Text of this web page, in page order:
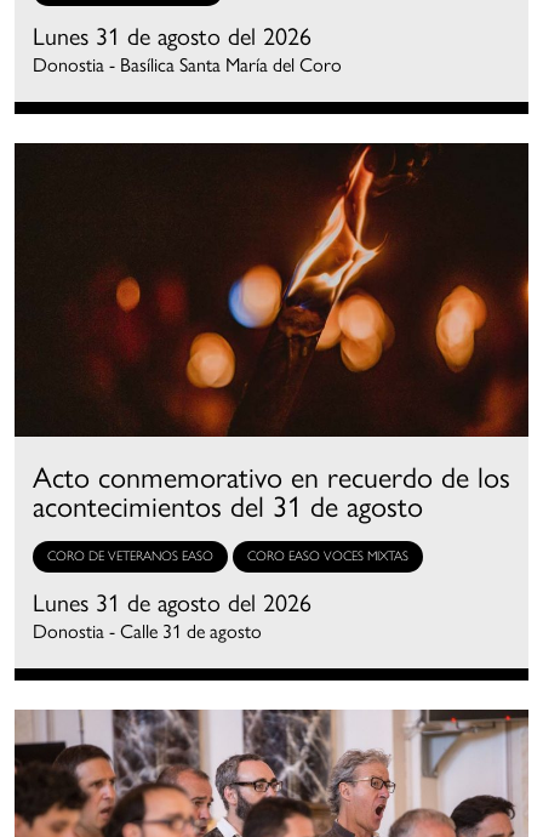
Lunes 31 de agosto del 2026
Donostia - Basílica Santa María del Coro
Acto conmemorativo en recuerdo de los
acontecimientos del 31 de agosto
CORO DE VETERANOS EASO CORO EASO VOCES MIXTAS
Lunes 31 de agosto del 2026
Donostia - Calle 31 de agosto